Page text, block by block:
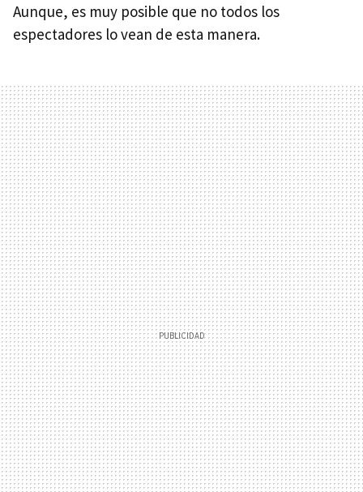
Aunque, es muy posible que no todos los
espectadores lo vean de esta manera.